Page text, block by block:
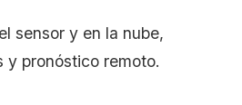
sensor y en la nube,
y pronóstico remoto.